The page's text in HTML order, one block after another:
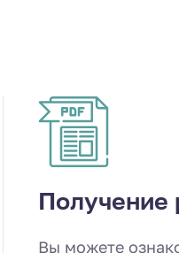
Получение
Вы можете